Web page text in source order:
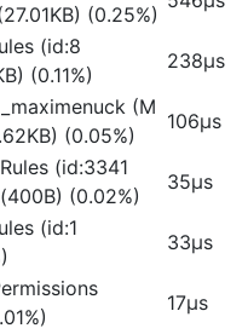
(0.25%)
(id:8
(0.11%)
238μs
(M
(0.05%)
106μs
(id:3341
(0.02%)
35μs
(id:1
33μs
17μs